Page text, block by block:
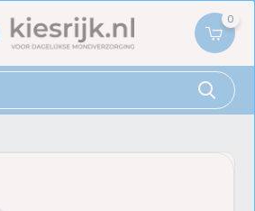
0